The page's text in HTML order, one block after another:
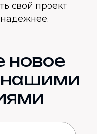
свой проект
новое
нашими